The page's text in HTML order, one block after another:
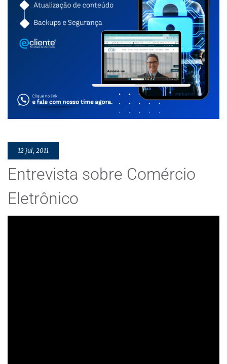
12 jul, 2011
Entrevista sobre Comércio
Eletrônico